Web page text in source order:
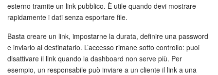
Collab
Calendario
Bitrix24 Drive
esterno tramite un link pubblico. È utile quando devi mostrare
rapidamente i dati senza esportare file.
Basta creare un link, impostarne la durata, definire una password
e inviarlo al destinatario. L’accesso rimane sotto controllo: puoi
disattivare il link quando la dashboard non serve più. Per
esempio, un responsabile può inviare a un cliente il link a una